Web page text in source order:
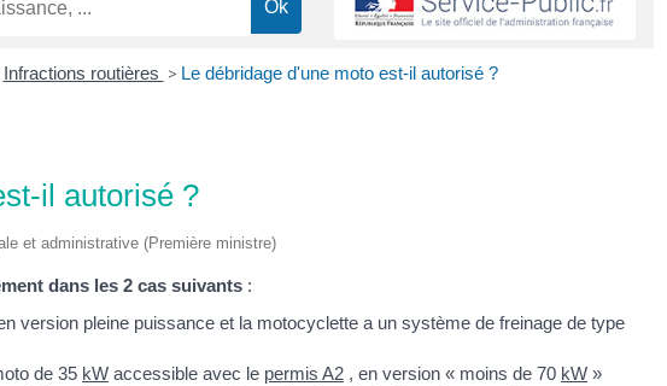
Infractions routières > Le débridage d'une moto est-il autorisé ?
il autorisé ?
et administrative (Première ministre)
dans les 2 cas suivants :
version pleine puissance et la motocyclette a un système de freinage de type
de 35 kW accessible avec le permis A2 , en version « moins de 70 kW »